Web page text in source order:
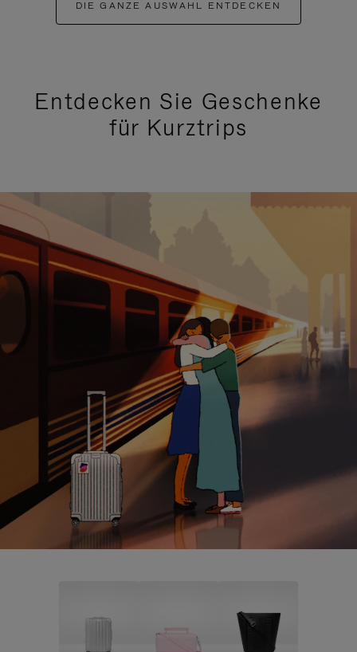
DIE GANZE AUSWAHL ENTDECKEN
Entdecken Sie Geschenke
für Kurztrips